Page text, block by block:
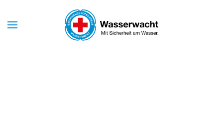
Skip to main content